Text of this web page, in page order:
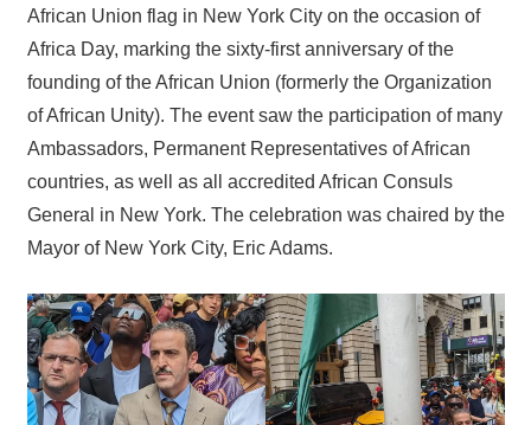
African Union flag in New York City on the occasion of
Africa Day, marking the sixty-first anniversary of the
founding of the African Union (formerly the Organization
of African Unity). The event saw the participation of many
Ambassadors, Permanent Representatives of African
countries, as well as all accredited African Consuls
General in New York. The celebration was chaired by the
Mayor of New York City, Eric Adams.